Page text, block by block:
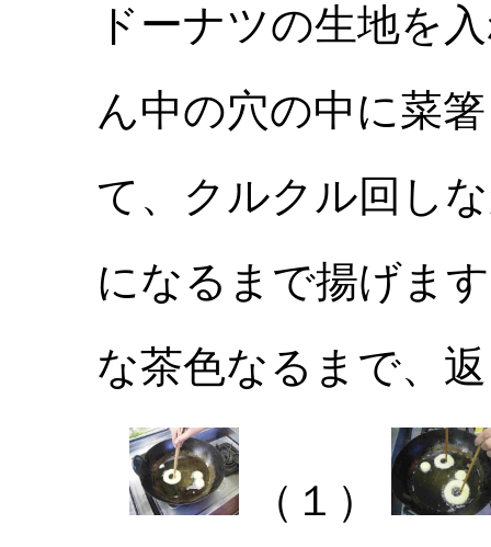
ドーナツの生地を
ん中の穴の中に菜
て、クルクル回し
になるまで揚げま
な茶色なるまで、
（１）